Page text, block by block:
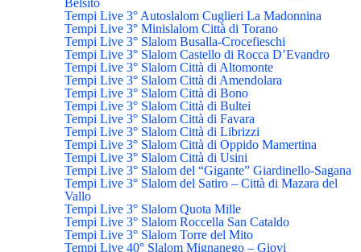
Tempi Live 3° Autoslalom Cuglieri La Madonnina
Tempi Live 3° Minislalom Città di Torano
Tempi Live 3° Slalom Busalla-Crocefieschi
Tempi Live 3° Slalom Castello di Rocca D’Evandro
Tempi Live 3° Slalom Città di Altomonte
Tempi Live 3° Slalom Città di Amendolara
Tempi Live 3° Slalom Città di Bono
Tempi Live 3° Slalom Città di Bultei
Tempi Live 3° Slalom Città di Favara
Tempi Live 3° Slalom Città di Librizzi
Tempi Live 3° Slalom Città di Oppido Mamertina
Tempi Live 3° Slalom Città di Usini
Tempi Live 3° Slalom del “Gigante” Giardinello-Sagana
Tempi Live 3° Slalom del Satiro – Città di Mazara del
Vallo
Tempi Live 3° Slalom Quota Mille
Tempi Live 3° Slalom Roccella San Cataldo
Tempi Live 3° Slalom Torre del Mito
Tempi Live 40° Slalom Mignanego – Giovi